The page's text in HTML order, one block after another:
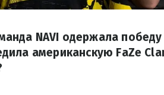
NAVI одержала победу
американскую FaZe